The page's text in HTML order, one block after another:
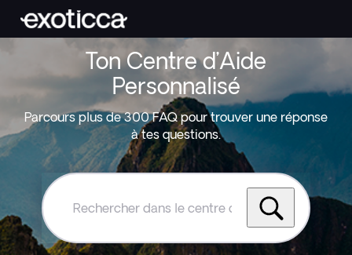
Ton Centre d’Aide
Personnalisé
Parcours plus de 300 FAQ pour trouver une réponse
à tes questions.
Rechercher
le